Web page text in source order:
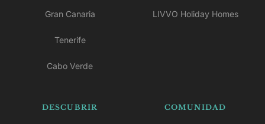
Gran Canaria
Tenerife
Cabo Verde
LIVVO Holiday Homes
DESCUBRIR COMUNIDAD